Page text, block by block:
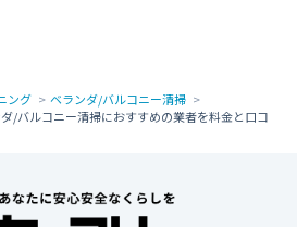
ング
ベランダ/バルコニー清掃
/バルコニー清掃におすすめの業者を料金と口コ